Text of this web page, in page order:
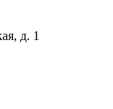
д. 1